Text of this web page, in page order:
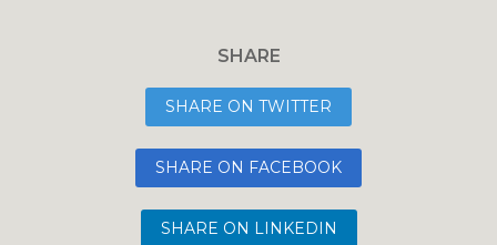
SHARE
SHARE ON TWITTER
SHARE ON FACEBOOK
SHARE ON LINKEDIN